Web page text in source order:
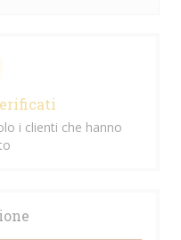
i clienti che hanno